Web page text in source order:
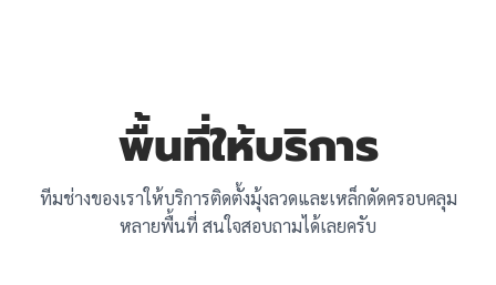
พื้นที่ให้บริการ
ทีมช่างของเราให้บริการติดตั้งมุ้งลวดและเหล็กดัดครอบคลุม
หลายพื้นที่ สนใจสอบถามได้เลยครับ